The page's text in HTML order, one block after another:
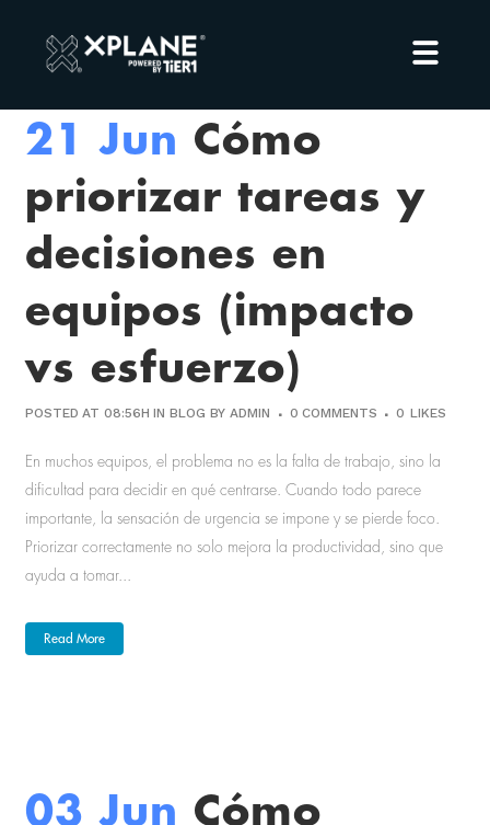
21 Jun Cómo
priorizar tareas y
decisiones en
equipos (impacto
vs esfuerzo)
POSTED AT 08:56H INBLOG BYADMIN 0 COMMENTS 0 LIKES
En muchos equipos, el problema no es la falta de trabajo, sino la
dificultad para decidir en qué centrarse. Cuando todo parece
importante, la sensación de urgencia se impone y se pierde foco.
Priorizar correctamente no solo mejora la productividad, sino que
ayuda a tomar...
Read More
03 Jun Cómo